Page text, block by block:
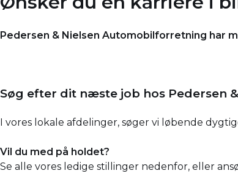
Pedersen & Nielsen Automobilforretning har
Søg efter dit næste job hos Pedersen
I vores lokale afdelinger, søger vi løbende
Vil du med på holdet?
Se alle vores ledige stillinger nedenfor, eller